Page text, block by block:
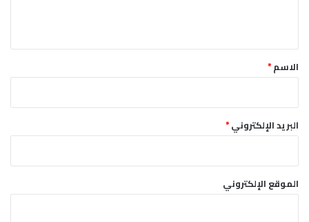
*الاسم*
البريد الإلكتروني*
الموقع الإلكتروني